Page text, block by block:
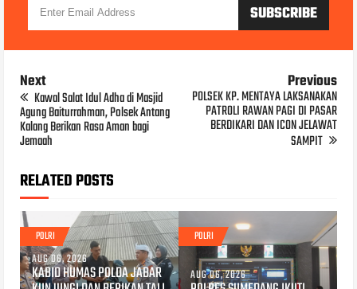
Next
Kawal Salat Idul Adha di Masjid
Agung Baiturrahman, Polsek Antang
Kalang Berikan Rasa Aman bagi
Jemaah
Previous
POLSEK KP. MENTAYA LAKSANAKAN
PATROLI RAWAN PAGI DI PASAR
BERDIKARI DAN ICON JELAWAT
SAMPIT
RELATED POSTS
POLRI
AUG 06, 2026
KABID HUMAS POLDA JABAR
POLRI
AUG 06, 2026